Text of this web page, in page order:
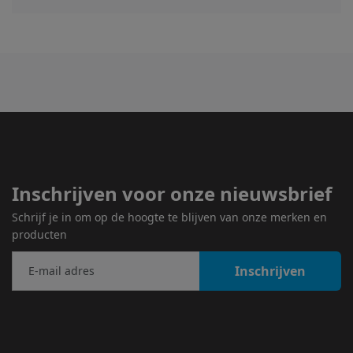
Inschrijven voor onze nieuwsbrief
Schrijf je in om op de hoogte te blijven van onze merken en
producten
Inschrijven